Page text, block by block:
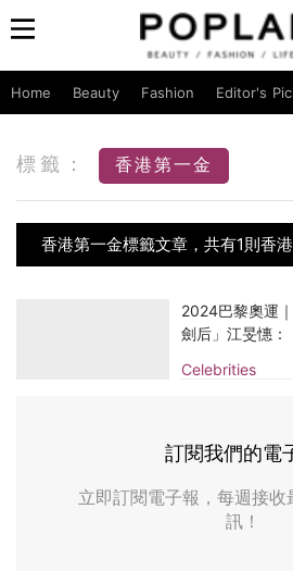
Home Beauty Fashion Editor's
標籤： 香港第一金
香港第一金標籤文章，共有1則香
Celebrities
2024巴黎奧運
劍后」江旻憓：
訂閱我們的電
立即訂閱電子報，每週接收
訊！